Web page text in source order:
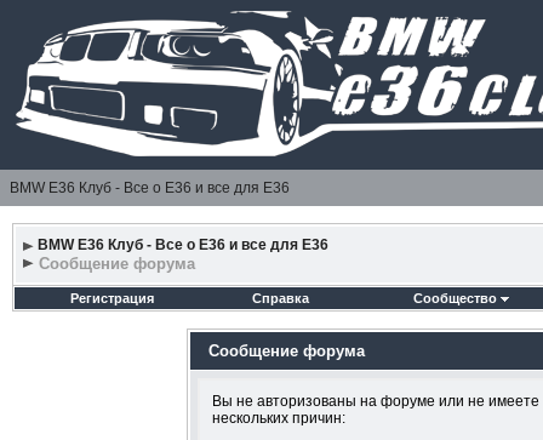
BMW E36 Клуб - Все о Е36 и все для Е36
BMW E36 Клуб - Все о Е36 и все для Е36
Сообщение форума
Регистрация Справка Сообщество
Сообщение форума
Вы не авторизованы на форуме или не имеете
нескольких причин: